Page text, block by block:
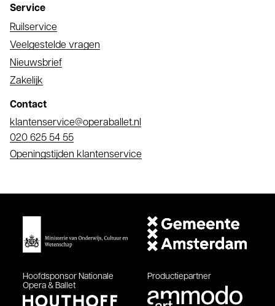
Service
Ruilservice
Veelgestelde vragen
Nieuwsbrief
Zakelijk
Contact
E-
mail
klantenservice@operaballet.nl
Telefoonnummer
020 625 54 55
Openingstijden klantenservice
Hoofdsponsor Nationale
Opera & Ballet
Productiepartner